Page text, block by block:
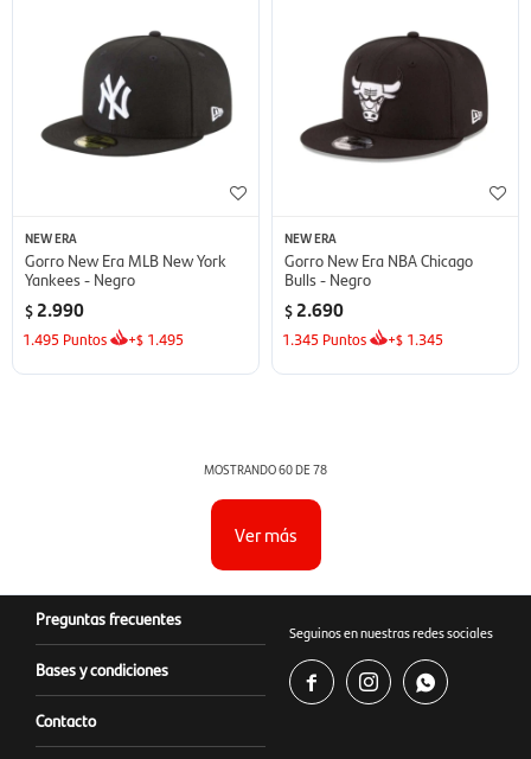
NEW ERA
Gorro New Era MLB New York
Yankees - Negro
$ 2.990
1.495 Puntos +$ 1.495
NEW ERA
Gorro New Era NBA Chicago
Bulls - Negro
$ 2.690
1.345 Puntos +$ 1.345
MOSTRANDO60DE78
Ver más
Preguntas frecuentes
Bases y condiciones
Contacto
Seguinos en nuestras redes sociales
  